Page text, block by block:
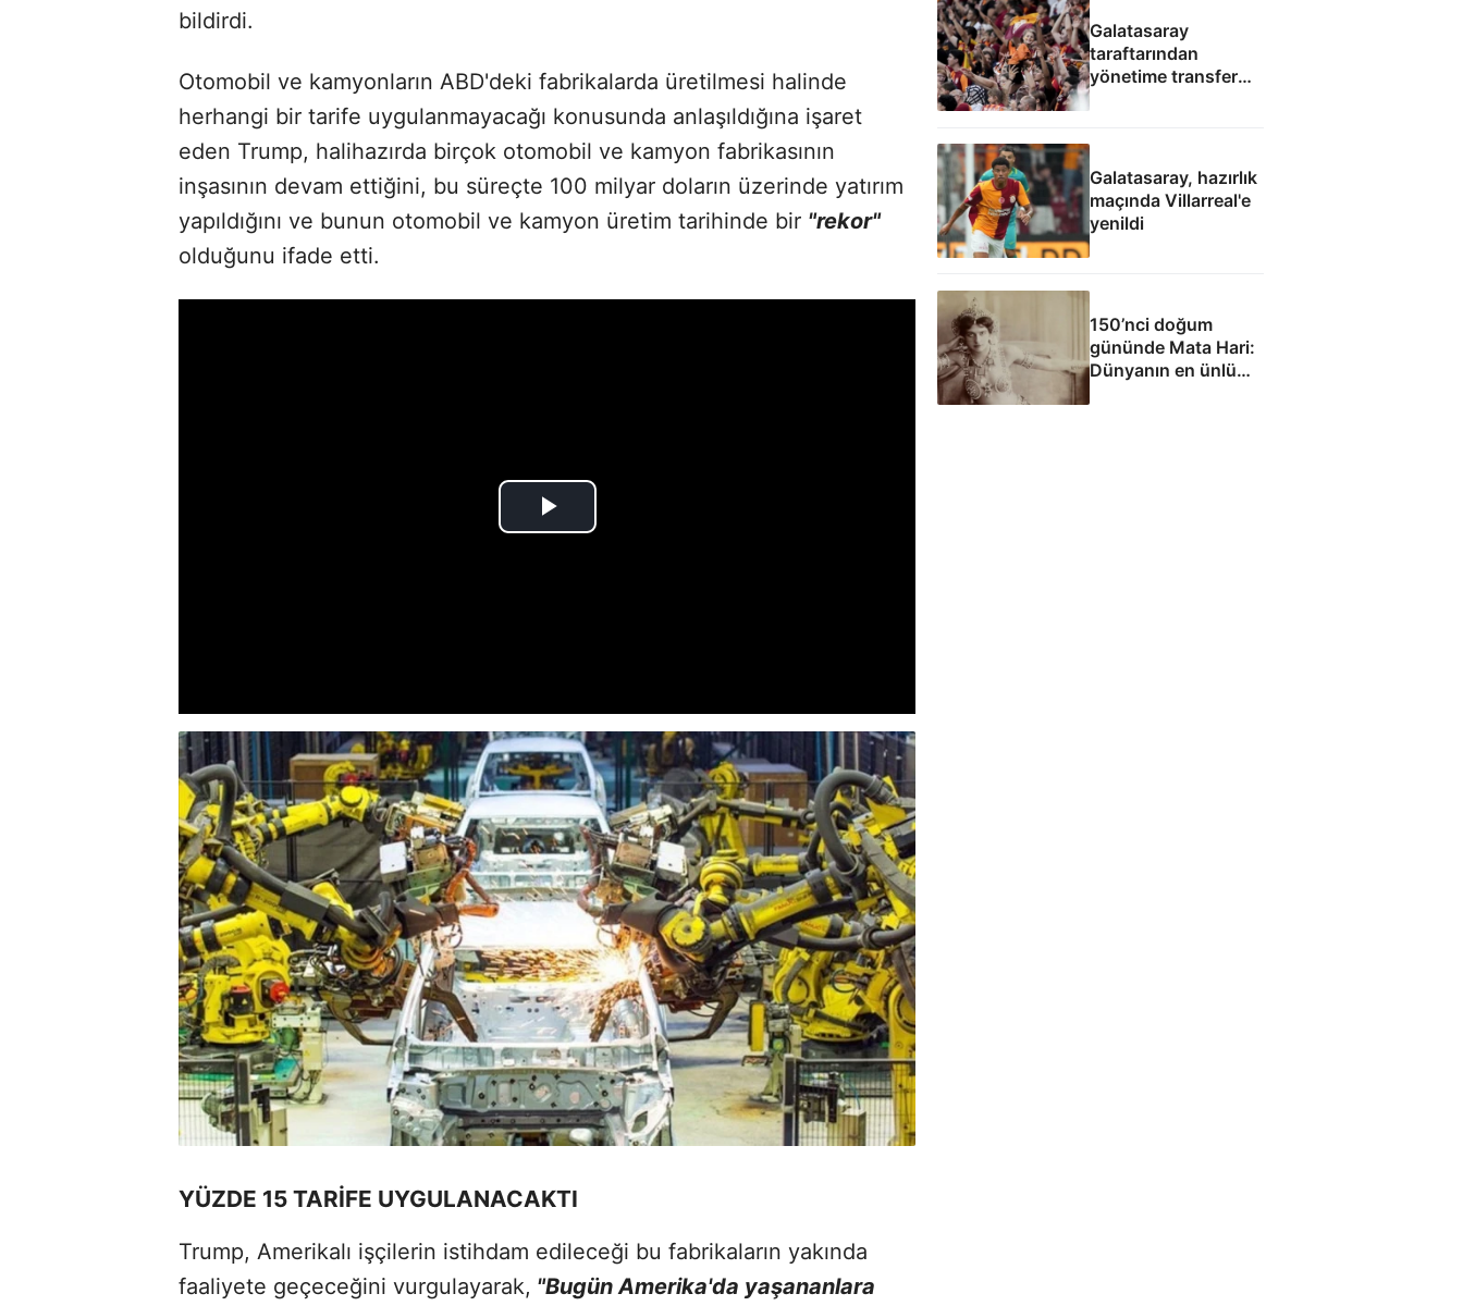
bildirdi.
Otomobil ve kamyonların ABD'deki fabrikalarda üretilmesi halinde
herhangi bir tarife uygulanmayacağı konusunda anlaşıldığına işaret
eden Trump, halihazırda birçok otomobil ve kamyon fabrikasının
inşasının devam ettiğini, bu süreçte 100 milyar doların üzerinde yatırım
yapıldığını ve bunun otomobil ve kamyon üretim tarihinde bir "rekor"
olduğunu ifade etti.
YÜZDE 15 TARİFE UYGULANACAKTI
Trump, Amerikalı işçilerin istihdam edileceği bu fabrikaların yakında
faaliyete geçeceğini vurgulayarak, "Bugün Amerika'da yaşananlara
Galatasaray
taraftarından
yönetime transfer
protestosu
Galatasaray, hazırlık
maçında Villarreal'e
yenildi
150’nci doğum
gününde Mata Hari:
Dünyanın en ünlü